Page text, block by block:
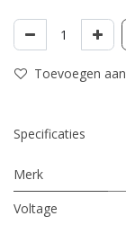
Toevoegen
Specificaties
Merk
Voltage